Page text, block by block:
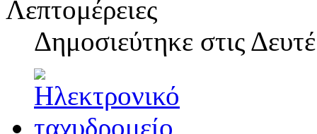
Λεπτομέρειες
Δημοσιεύτηκε στις